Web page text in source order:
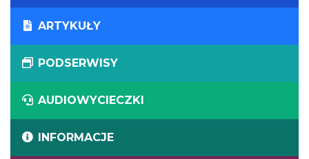
ARTYKUŁY
PODSERWISY
AUDIOWYCIECZKI
INFORMACJE